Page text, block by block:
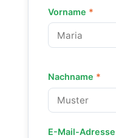
Vorname *
Nachname *
E-Mail-